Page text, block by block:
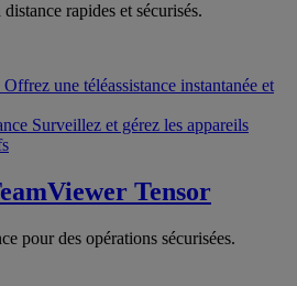
rapides et sécurisés.
Offrez une téléassistance instantanée et
Surveillez et gérez les appareils
Tensor
pour des opérations sécurisées.